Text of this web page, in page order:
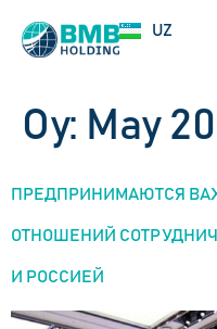
UZ
RU
Oy: May
ПРЕДПРИНИМАЮТСЯ
ОТНОШЕНИЙ
И РОССИЕЙ